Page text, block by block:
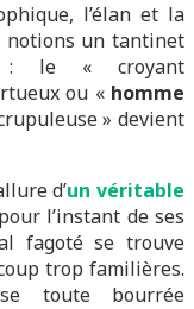
l’élan et la
notions un tantinet
: le « croyant
ou « homme
» devient
d’un véritable
l’instant de ses
fagoté se trouve
trop familières.
toute bourrée